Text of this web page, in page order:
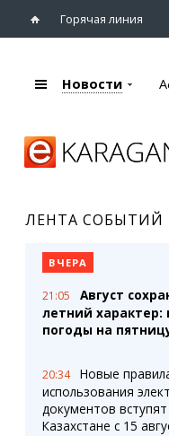
Горячая линия
Караганды
eTV
Рассылка
Персоны
Интервью
Лента блогера
Штрихи
Фотокомиксы
Новости
ЛЕНТА СОБЫТИЙ
ВЧЕРА
21:05
Август
летний характер:
погоды на
20:34
Новые
использования
документов вступят
Казахстане с 15